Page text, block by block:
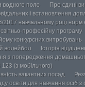
водного поло Про єдині
і встановлення
навчальному році
професійну програму
конкурсних випробувань
волейбол
Історія
з попередження
(з мобільного)
вакантних посад
освіти для навчання осіб